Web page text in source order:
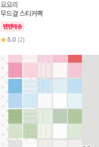
요요리
무드걸 스티커팩
텐텐배송
5.0 (2)